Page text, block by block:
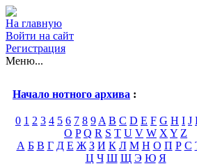
На главную
Войти на сайт
Регистрация
Меню...
Начало нотного архива :
0 1 2 3 4 5 6 7 8 9 A B C D E F G H I J
O P Q R S T U V W X Y Z
А Б В Г Д Е Ж З И К Л М Н О П Р С
Ц Ч Ш Щ Э Ю Я